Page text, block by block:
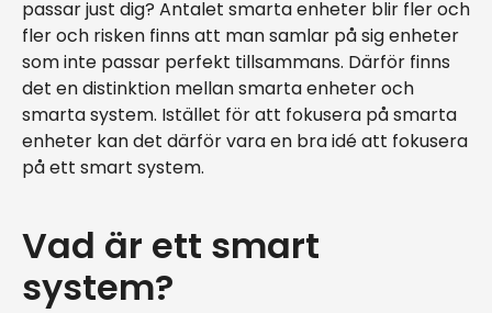
passar just dig? Antalet smarta enheter blir fler och
fler och risken finns att man samlar på sig enheter
som inte passar perfekt tillsammans. Därför finns
det en distinktion mellan smarta enheter och
smarta system. Istället för att fokusera på smarta
enheter kan det därför vara en bra idé att fokusera
på ett smart system.
Vad är ett smart
system?